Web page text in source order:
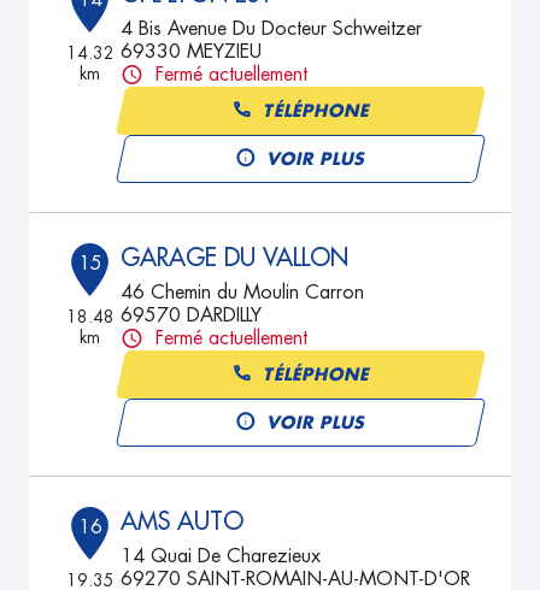
14.32
km
4 Bis Avenue Du Docteur Schweitzer
69330 MEYZIEU
Fermé actuellement
TÉLÉPHONE
VOIR PLUS
15
18.48
km
GARAGE DU VALLON
46 Chemin du Moulin Carron
69570 DARDILLY
Fermé actuellement
TÉLÉPHONE
VOIR PLUS
16
19.35
AMS AUTO
14 Quai De Charezieux
69270 SAINT-ROMAIN-AU-MONT-D'OR